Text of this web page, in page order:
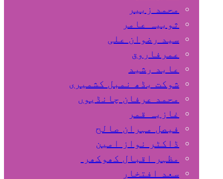
محمد زبیر
ثوبیہ عامر
سید رضوان علی
عمرفاروق
عابد رشید
شوکت بڈھ نمبل کشمیری
محمد عرفان چانڈیوں
غازیہ قمر
فیصل مہران صالح
ڈاکٹر نواز امین
مظہر اقبال کھوکھر
سعد افتخار